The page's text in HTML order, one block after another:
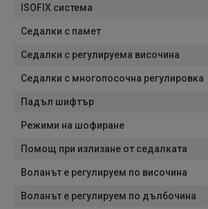
ISOFIX система
Седалки с памет
Седалки с регулируема височина
Седалки с многопосочна регулировка
Падъл шифтър
Режими на шофиране
Помощ при излизане от седалката
Воланът е регулируем по височина
Воланът е регулируем по дълбочина